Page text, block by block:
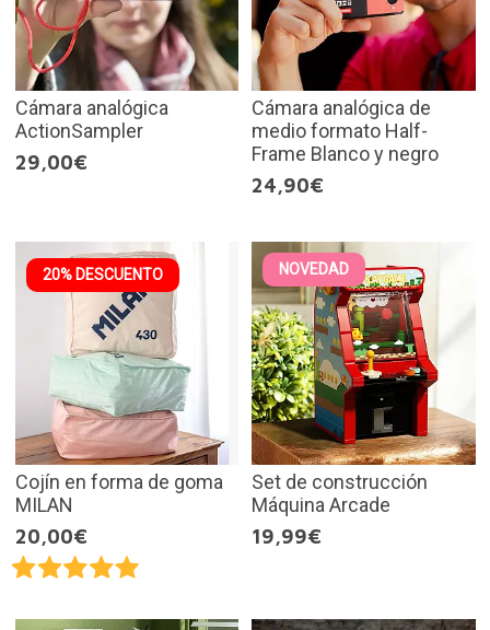
Cámara analógica
ActionSampler
29,00€
Cámara analógica de
medio formato Half-
Frame Blanco y negro
24,90€
20% DESCUENTO
Cojín en forma de goma
MILAN
20,00€
NOVEDAD
Set de construcción
Máquina Arcade
19,99€